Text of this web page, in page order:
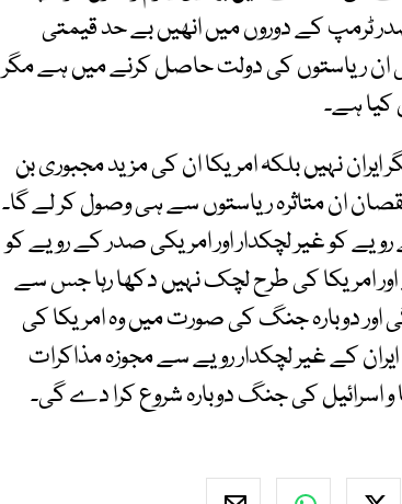
ٹرمپ کے دوروں میں انھیں بے حد قیمتی
ان ریاستوں کی دولت حاصل کرنے میں ہے مگر
کیا ہے۔
نہیں بلکہ امریکا ان کی مزید مجبوری بن
ان متاثرہ ریاستوں سے ہی وصول کر لے گا۔
کو غیر لچکدار اور امریکی صدر کے رویے کو
اور امریکا کی طرح لچک نہیں دکھا رہا جس سے
اور دوبارہ جنگ کی صورت میں وہ امریکا کی
کے غیر لچکدار رویے سے مجوزہ مذاکرات
و اسرائیل کی جنگ دوبارہ شروع کرا دے گی۔